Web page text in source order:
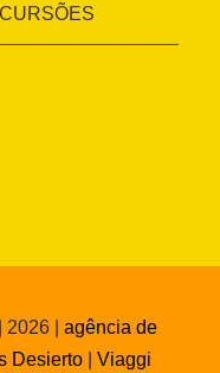
| agência de
Desierto| Viaggi